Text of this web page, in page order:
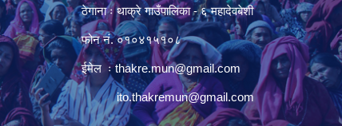
ठेगाना ः थाक्रे गाउँपालिका - ६ महादेवबेशी
फोन नं. ०१०४१५१०८
ईमेल ःthakre.mun@gmail.com
ito.thakremun@gmail.com